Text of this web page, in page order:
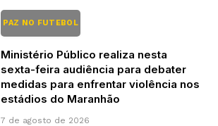
PAZ NO FUTEBOL
Ministério Público realiza nesta
sexta-feira audiência para debater
medidas para enfrentar violência nos
estádios do Maranhão
7 de agosto de 2026